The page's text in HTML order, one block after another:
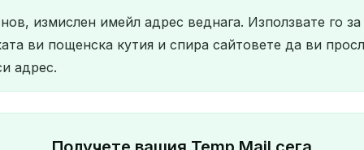
измислен имейл адрес веднага. Използвате го
ви пощенска кутия и спира сайтовете да ви
адрес.